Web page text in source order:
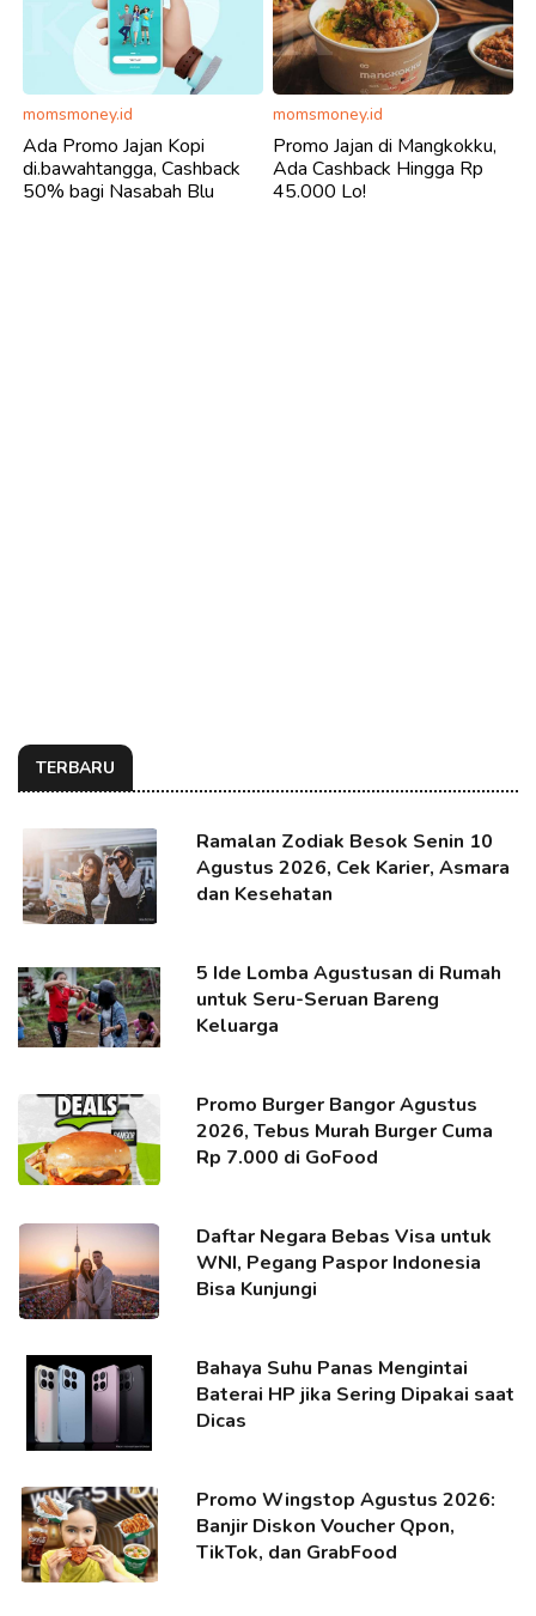
momsmoney.id
Ada Promo Jajan Kopi
di.bawahtangga, Cashback
50% bagi Nasabah Blu
momsmoney.id
Promo Jajan di Mangkokku,
Ada Cashback Hingga Rp
45.000 Lo!
TERBARU
Ramalan Zodiak Besok Senin 10
Agustus 2026, Cek Karier, Asmara
dan Kesehatan
5 Ide Lomba Agustusan di Rumah
untuk Seru-Seruan Bareng
Keluarga
Promo Burger Bangor Agustus
2026, Tebus Murah Burger Cuma
Rp 7.000 di GoFood
Daftar Negara Bebas Visa untuk
WNI, Pegang Paspor Indonesia
Bisa Kunjungi
Bahaya Suhu Panas Mengintai
Baterai HP jika Sering Dipakai saat
Dicas
Promo Wingstop Agustus 2026:
Banjir Diskon Voucher Qpon,
TikTok, dan GrabFood